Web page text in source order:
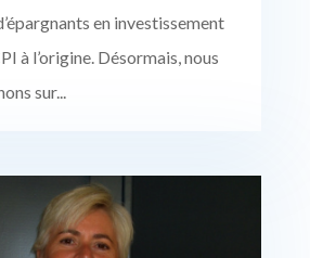
en investissement
à l’origine. Désormais, nous
sur...